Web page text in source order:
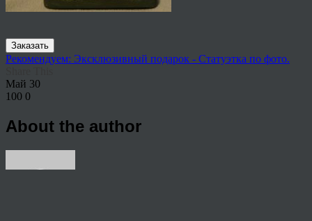
Заказать
Рекомендуем: Эксклюзивный подарок - Статуэтка по фото.
Май 30
100 0
About the author